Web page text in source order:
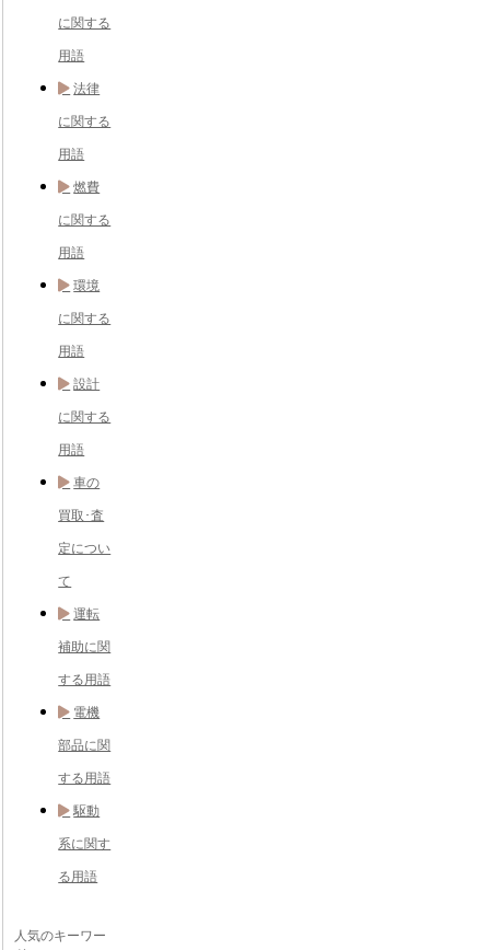
に関する
用語
法律
に関する
用語
燃費
に関する
用語
環境
に関する
用語
設計
に関する
用語
車の
買取･査
定につい
て
運転
補助に関
する用語
電機
部品に関
する用語
駆動
系に関す
る用語
人気のキーワー